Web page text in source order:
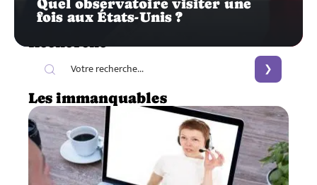
Quel observatoire visiter une
fois aux États-Unis ?
Recherche
Les immanquables